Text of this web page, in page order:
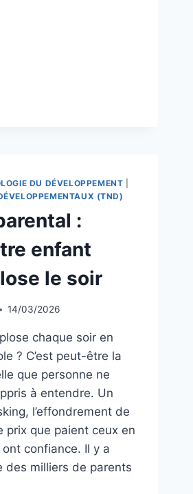
DU DÉVELOPPEMENT
(TND)
:
enfant
le soir
14/03/2026
chaque soir en
? C’est peut-être la
que personne ne
à entendre. Un
l’effondrement de
prix que paient ceux en
confiance. Il y a
des milliers de parents